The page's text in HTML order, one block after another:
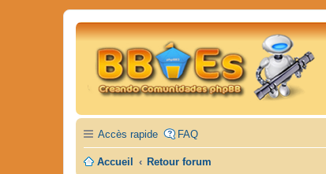
Accès rapide FAQ
Accueil Retour forum